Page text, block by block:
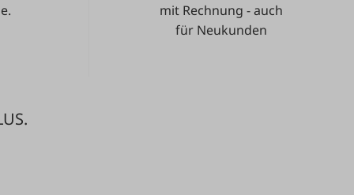
mit Rechnung - auch
für Neukunden